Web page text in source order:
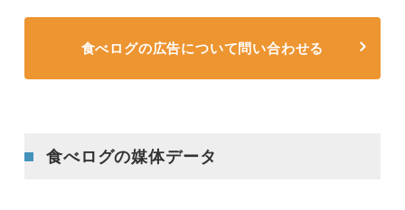
食べログの広告について問い合わせる
食べログの媒体データ